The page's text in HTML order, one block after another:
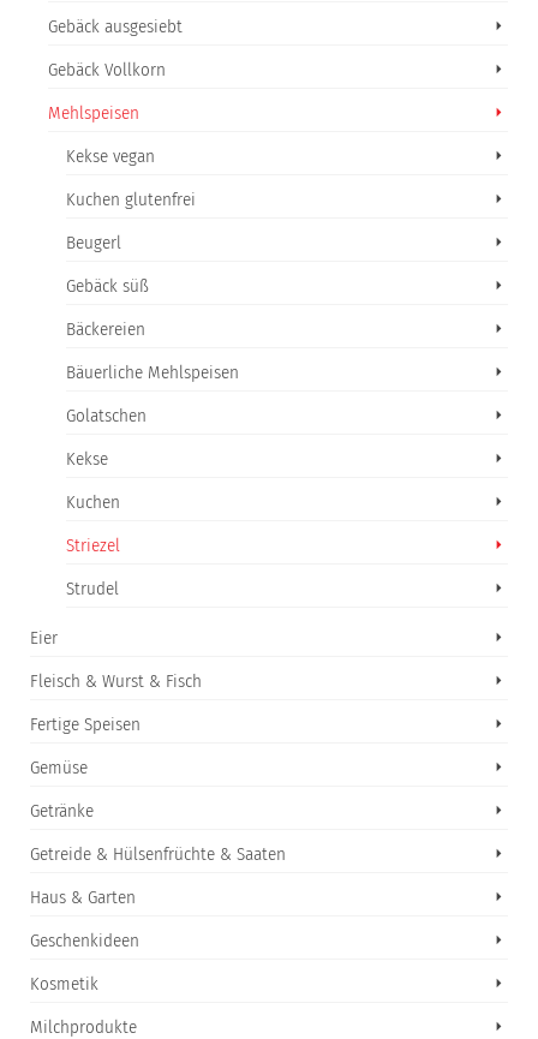
Gebäck ausgesiebt
Gebäck Vollkorn
Mehlspeisen
Kekse vegan
Kuchen glutenfrei
Beugerl
Gebäck süß
Bäckereien
Bäuerliche Mehlspeisen
Golatschen
Kekse
Kuchen
Striezel
Strudel
Eier
Fleisch & Wurst & Fisch
Fertige Speisen
Gemüse
Getränke
Getreide & Hülsenfrüchte & Saaten
Haus & Garten
Geschenkideen
Kosmetik
Milchprodukte